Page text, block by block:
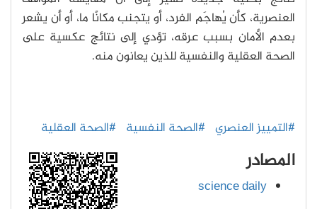
العنصرية، كأن يُهاجَم الفرد، أو يتجنب مكانًا ما، أو أن يشعر
بعدم الأمان بسبب عرقه، تؤدي إلى نتائج عكسية على
الصحة العقلية والنفسية للذين يعانون منه.
#التمييز العنصري #الصحة النفسية #الصحة العقلية
المصادر
science daily